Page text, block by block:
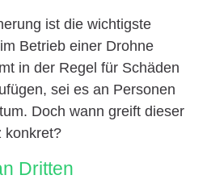
ist die wichtigste
Betrieb einer Drohne
in der Regel für Schäden
sei es an Personen
Doch wann greift dieser
konkret?
Dritten